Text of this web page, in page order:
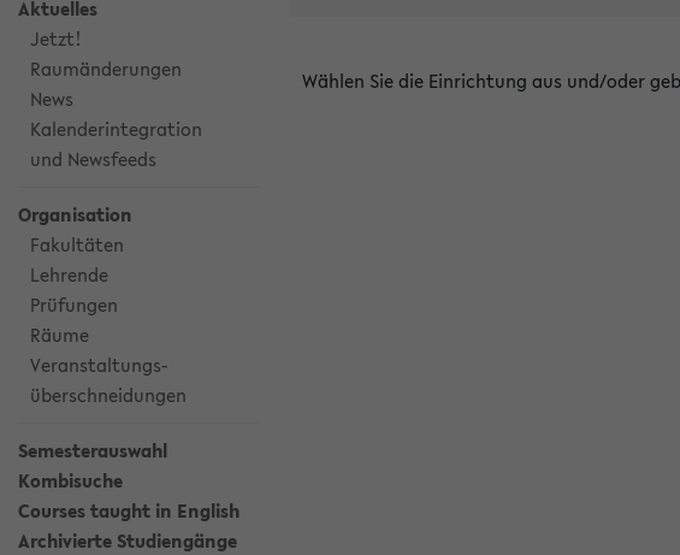
Aktuelles
Jetzt!
Raumänderungen
News
Kalenderintegration
und Newsfeeds
Organisation
Fakultäten
Lehrende
Prüfungen
Räume
Veranstaltungs-
überschneidungen
Semesterauswahl
Kombisuche
Courses taught in English
Archivierte Studiengänge
Wählen Sie die Einrichtung aus und/oder